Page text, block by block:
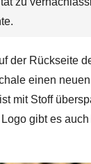
der Rückseite
einen
mit Stoff
gibt es